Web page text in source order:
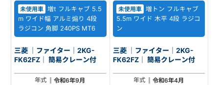
未使用車 増t フルキャブ 5.5
m ワイド幅 アルミ煽り 4段
ラジコン 角脚 240PS MT6
三菱 ｜ファイター｜2KG-
FK62FZ｜ 簡易クレーン付
年式
令和6年9月
未使用車 増トン フルキャブ
5.5m ワイド 木平 4段 ラジコ
ン
三菱 ｜ファイター｜2KG-
FK62FZ｜ 簡易クレーン付
年式
令和6年4月